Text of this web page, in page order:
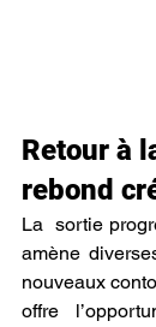
Retour à
rebond
La  sortie
amène
nouveaux
offre